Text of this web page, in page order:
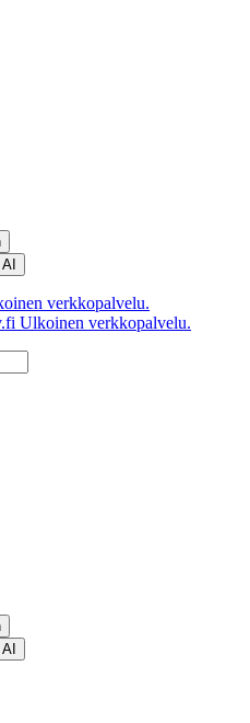
verkkopalvelu.
Ulkoinen verkkopalvelu.